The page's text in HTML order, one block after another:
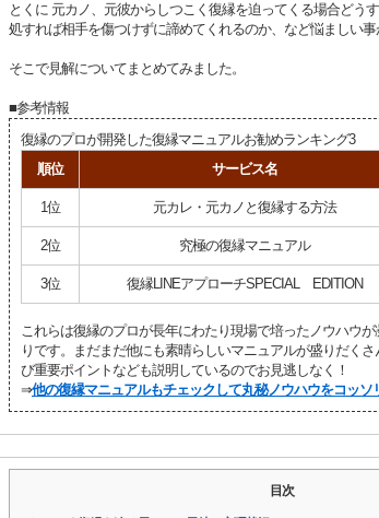
とくに 元カノ、元彼からしつこく復縁を迫ってくる場合どう
処すれば相手を傷つけずに諦めてくれるのか、など悩ましい
そこで見解についてまとめてみました。
■参考情報
復縁のプロが開発した復縁マニュアルお勧めランキング3
順位
サービス名
1位 元カレ・元カノと復縁する方法
2位 究極の復縁マニュアル
3位 復縁LINEアプローチSPECIAL EDITION
これらは復縁のプロが長年にわたり現場で培ったノウハウ
りです。まだまだ他にも素晴らしいマニュアルが盛りだく
び重要ポイントなども説明しているのでお見逃しなく！
⇒他の復縁マニュアルもチェックして丸秘ノウハウをコッソ
目次